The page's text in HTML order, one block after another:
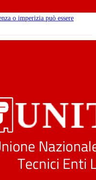
o imperizia può essere